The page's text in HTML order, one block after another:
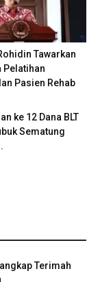
Tawarkan
Pelatihan
Pasien Rehab
ke 12 Dana BLT
Sematung
Terimah